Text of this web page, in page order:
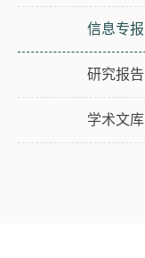
信息专报
研究报告
学术文库